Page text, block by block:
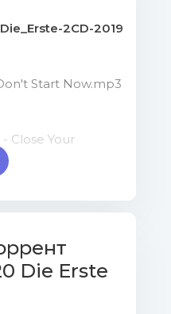
2CD-2019
Start Now.mp3
Close Your
- Beautiful People
Mb)
(7.75 Mb)
Die Erste